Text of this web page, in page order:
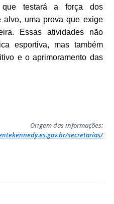
testará a força dos
alvo, uma prova que exige
Essas atividades não
esportiva, mas também
e o aprimoramento das
Origem das informações:
secretarias/